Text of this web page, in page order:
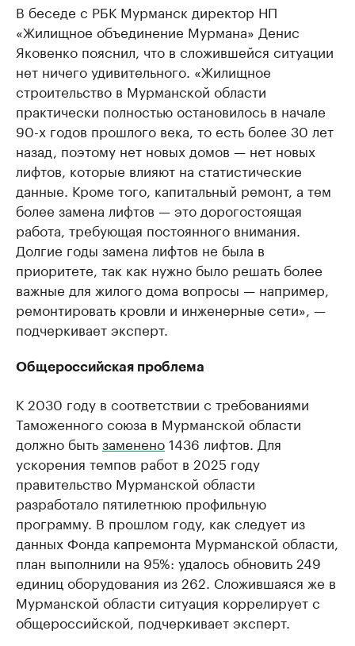
В беседе с РБК Мурманск директор НП
«Жилищное объединение Мурмана» Денис
Яковенко пояснил, что в сложившейся ситуации
нет ничего удивительного. «Жилищное
строительство в Мурманской области
практически полностью остановилось в начале
90-х годов прошлого века, то есть более 30 лет
назад, поэтому нет новых домов — нет новых
лифтов, которые влияют на статистические
данные. Кроме того, капитальный ремонт, а тем
более замена лифтов — это дорогостоящая
работа, требующая постоянного внимания.
Долгие годы замена лифтов не была в
приоритете, так как нужно было решать более
важные для жилого дома вопросы — например,
ремонтировать кровли и инженерные сети», —
подчеркивает эксперт.
Общероссийская проблема
К 2030 году в соответствии с требованиями
Таможенного союза в Мурманской области
должно бытьзаменено1436 лифтов. Для
ускорения темпов работ в 2025 году
правительство Мурманской области
разработало пятилетнюю профильную
программу. В прошлом году, как следует из
данных Фонда капремонта Мурманской области,
план выполнили на 95%: удалось обновить 249
единиц оборудования из 262. Сложившаяся же в
Мурманской области ситуация коррелирует с
общероссийской, подчеркивает эксперт.